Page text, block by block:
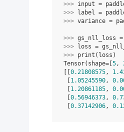
>>> input =
>>>
label =
>>> variance =
>>> gs_nll_loss =
>>>
loss =
>>> print ( loss )
Tensor(shape=[ 5,
0.21808575,
1.05245590,
1.20861185,
0.56946373,
0.37142906,